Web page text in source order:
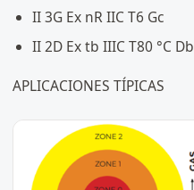
II 3G Ex nR IIC T6 Gc
II 2D Ex tb IIIC T80 °C Db
APLICACIONES TÍPICAS